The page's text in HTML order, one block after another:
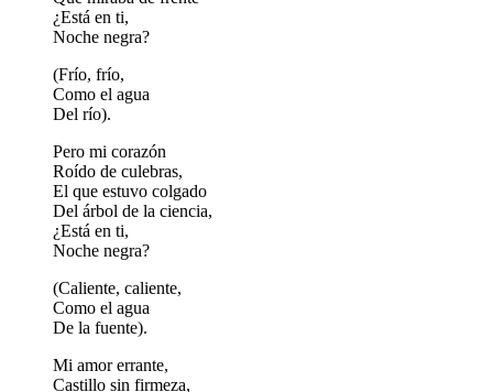
¿Está en ti,
Noche negra?
(Frío, frío,
Como el agua
Del río).
Pero mi corazón
Roído de culebras,
El que estuvo colgado
Del árbol de la ciencia,
¿Está en ti,
Noche negra?
(Caliente, caliente,
Como el agua
De la fuente).
Mi amor errante,
Castillo sin firmeza,